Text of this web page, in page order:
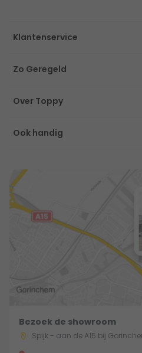
Klantenservice
Zo Geregeld
Over Toppy
Ook handig
Bezoek de showroom
Spijk - aan de A15 bij